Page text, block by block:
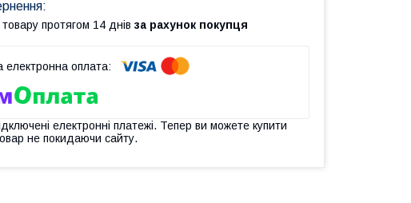
протягом 14 днів за рахунок покупця
електронні платежі. Тепер ви можете купити
не покидаючи сайту.